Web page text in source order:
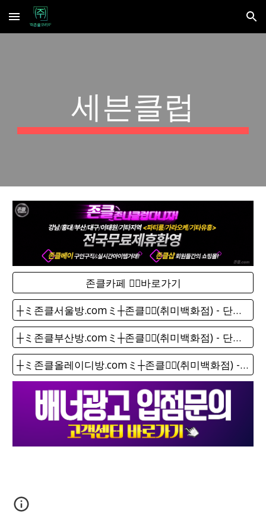
Skip to main content Skip to navigation
세븐클럽
존클카페 ❤️‍🔥바로가기
┼ミ존클서울방.comミ┼존클❤️‍🔥(취미백화점) - 단톡방
┼ミ존클부산방.comミ┼존클❤️‍🔥(취미백화점) - 단톡방
┼ミ존클올레이디방.comミ┼존클❤️‍🔥(취미백화점) - 단톡방